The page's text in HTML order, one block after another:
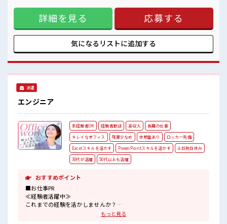
任せします〇今回の募集はなんと…《職歴》も《スキル》も
一切不問！ だから未経験から始めたスタッフさんも多数活躍
中！ 長期なので、 じっくりスキルを磨きたい方にもオススメ
ですよ♪ 今回は3名限定募集⇒人気枠はスグ埋まっちゃうか
ら…今すぐエントリーしよっ♪ ■職場の雰囲気 《浦安駅から
徒歩3分の好立地》ビル周辺にはコンビニ・スーパーなどもあ
の時は日払い申請しちゃお*。 】
詳細を見る 応募する
気になるリストに追加する
派遣
エンジニア
未経験者OK 経験者歓迎 高収入
長期の仕事
キレイなオフィス
残業少なめ 休憩室あり
ロッカー完備
Excelスキルを活かす
PowerPointスキルを活かす
土日祝日休み
30代が活躍
50代以上も活躍
おすすめポイント
■お仕事PR
≪経験者活躍中≫
これまでの経験を活かしませんか？
もっと見る